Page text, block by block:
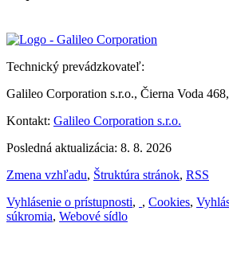
Technický prevádzkovateľ:
Galileo Corporation s.r.o., Čierna Voda
Kontakt: Galileo Corporation s.r.o.
Posledná aktualizácia: 8. 8. 2026
Zmena vzhľadu, Štruktúra stránok, RSS
Vyhlásenie o prístupnosti, , Cookies,
súkromia, Webové sídlo